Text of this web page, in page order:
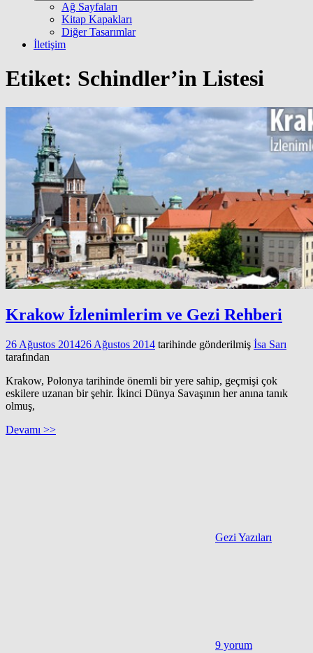
Ağ Sayfaları
Kitap Kapakları
Diğer Tasarımlar
İletişim
Etiket: Schindler’in Listesi
Krakow İzlenimlerim ve Gezi Rehberi
26 Ağustos 201426 Ağustos 2014 tarihinde gönderilmiş İsa Sarı
tarafından
Krakow, Polonya tarihinde önemli bir yere sahip, geçmişi çok
eskilere uzanan bir şehir. İkinci Dünya Savaşının her anına tanık
olmuş,
Devamı >>
Gezi Yazıları
9 yorum